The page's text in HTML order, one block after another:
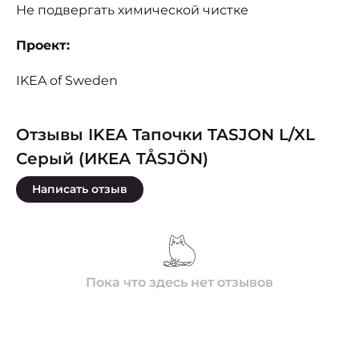
Не подвергать химической чистке
Проект:
IKEA of Sweden
Отзывы IKEA Тапочки TASJON L/XL
Серый (ИКЕА TÅSJÖN)
Написать отзыв
Пока что здесь нет отзывов